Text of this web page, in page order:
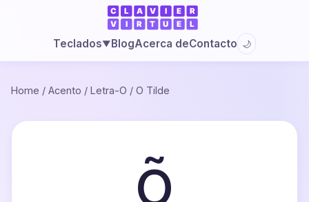
Teclados▼BlogAcerca deContacto 🌙
Home / Acento / Letra-O / O Tilde
õ